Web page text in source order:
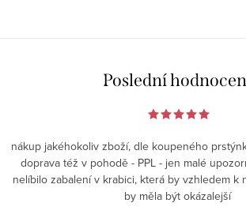
Poslední
nákup jakéhokoliv zboží, dle koupeného
doprava též v pohodě - PPL - jen malé
nelíbilo zabalení v krabici, která by vzhledem k
by měla být okázalejší